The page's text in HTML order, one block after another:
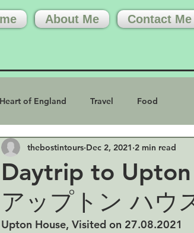
About Me Contact Me
Heart of England Travel Food
Daytrip to Upton
アップトン ハウ
thebostintours Dec 2, 2021 2 min read
Upton House, Visited on 27.08.2021